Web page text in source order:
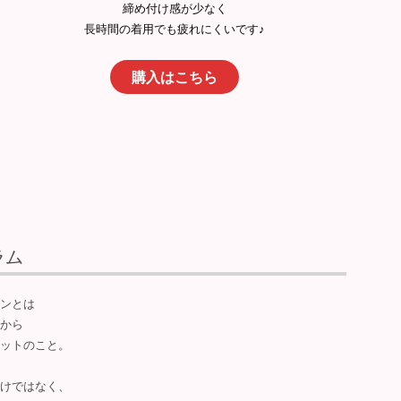
締め付け感が少なく
長時間の着用でも疲れにくいです♪
購入はこちら
ム
とは
ら
トのこと。
ではなく、